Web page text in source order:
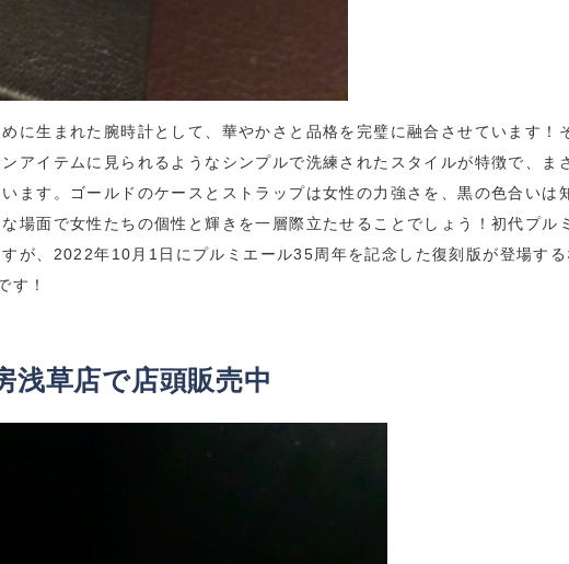
に生まれた腕時計として、華やかさと品格を完璧に融合させています！
アイテムに見られるようなシンプルで洗練されたスタイルが特徴で、ま
ます。ゴールドのケースとストラップは女性の力強さを、黒の色合いは
場面で女性たちの個性と輝きを一層際立たせることでしょう！初代プルミ
が、2022年10月1日にプルミエール35周年を記念した復刻版が登場する
す！
浅草店で店頭販売中